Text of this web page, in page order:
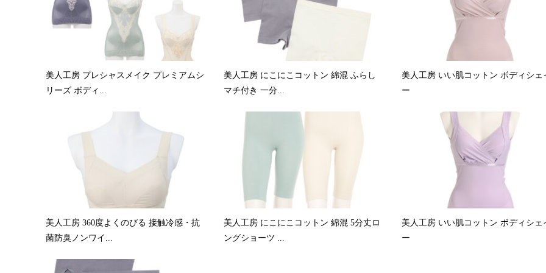
美人工房 プレシャスメイク プレミアムシ
リーズ ボディ...
美人工房 にこにこコットン 綿混 ふらし
マチ付き 一分...
美人工房 いい肌コットン ボディシェ
ー
美人工房 360度よくのびる 接触冷感・抗
菌防臭ノンワイ...
美人工房 にこにこコットン 綿混 5分丈ロ
ングショーツ ...
美人工房 いい肌コットン ボディシェ
ー